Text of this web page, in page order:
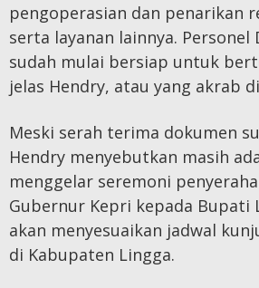
pengoperasian dan penarikan
serta layanan lainnya. Personel
sudah mulai bersiap untuk
jelas Hendry, atau yang akrab
Meski serah terima dokumen
Hendry menyebutkan masih
menggelar seremoni
Gubernur Kepri kepada Bupati
akan menyesuaikan jadwal
di Kabupaten Lingga.